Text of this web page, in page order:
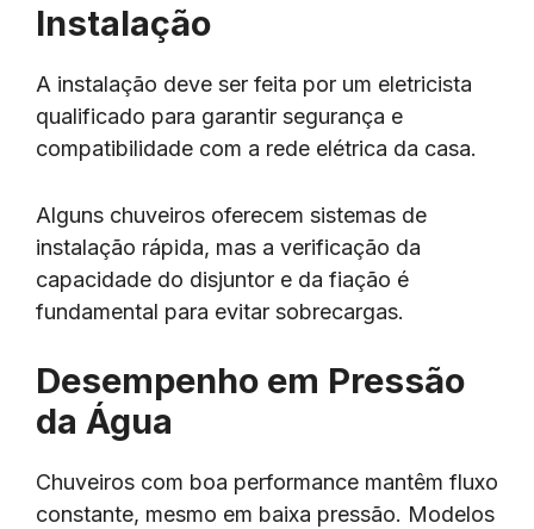
Instalação
A instalação deve ser feita por um eletricista
qualificado para garantir segurança e
compatibilidade com a rede elétrica da casa.
Alguns chuveiros oferecem sistemas de
instalação rápida, mas a verificação da
capacidade do disjuntor e da fiação é
fundamental para evitar sobrecargas.
Desempenho em Pressão
da Água
Chuveiros com boa performance mantêm fluxo
constante, mesmo em baixa pressão. Modelos